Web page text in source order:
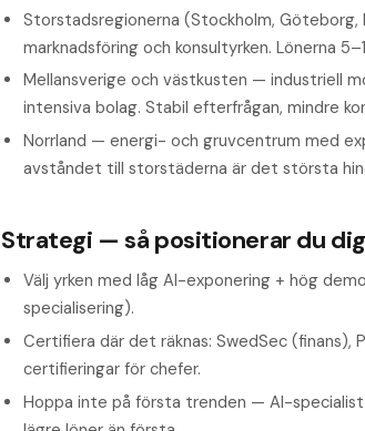
Storstads­regionerna (Stockholm,
marknadsföring och konsultyrken. Lönerna
Mellansverige och västkusten — industriell
intensiva bolag. Stabil efterfrågan, mindre
Norrland — energi- och gruvcentrum med
avståndet till storstäderna är det största
Strategi — så positionerar du
Välj yrken med låg AI-exponering + hög
specialisering).
Certifiera där det räknas: SwedSec
certifieringar för chefer.
Hoppa inte på första trenden — AI-